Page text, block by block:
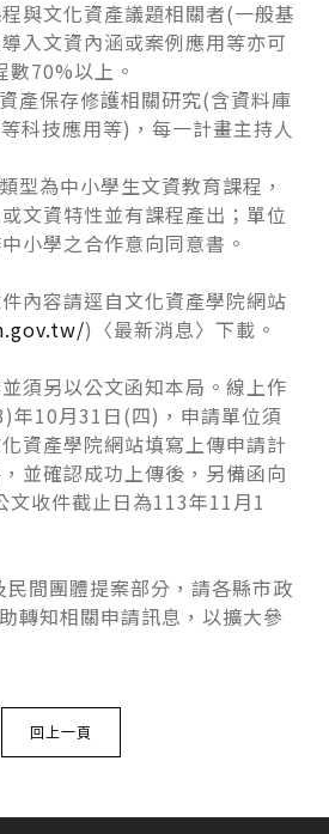
與文化資產議題相關者(一般基
入文資內涵或案例應用等亦可
數70%以上。
產保存修護相關研究(含資料庫
科技應用等)，每一計畫主持人
型為中小學生文資教育課程，
文資特性並有課程產出；單位
小學之合作意向同意書。
內容請逕自文化資產學院網站
)〈最新消息〉下載。
須另以公文函知本局。線上作
年10月31日(四)，申請單位須
資產學院網站填寫上傳申請計
並確認成功上傳後，另備函向
文收件截止日為113年11月1
間團體提案部分，請各縣市政
轉知相關申請訊息，以擴大參
回上一頁